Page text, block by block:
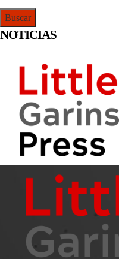
NOTICIAS